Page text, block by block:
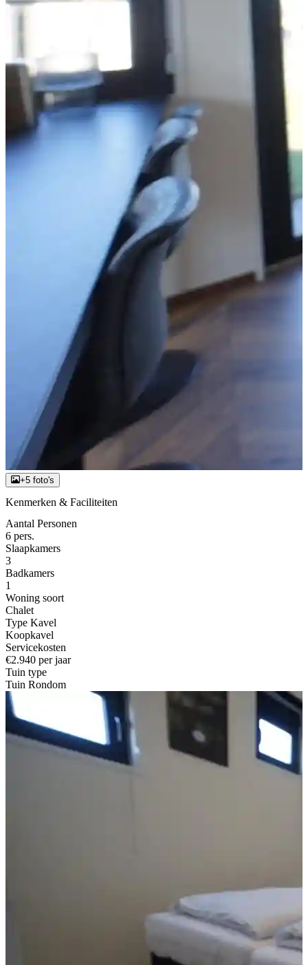
+5 foto's
Kenmerken & Faciliteiten
Aantal Personen
6 pers.
Slaapkamers
3
Badkamers
1
Woning soort
Chalet
Type Kavel
Koopkavel
Servicekosten
€2.940 per jaar
Tuin type
Tuin Rondom